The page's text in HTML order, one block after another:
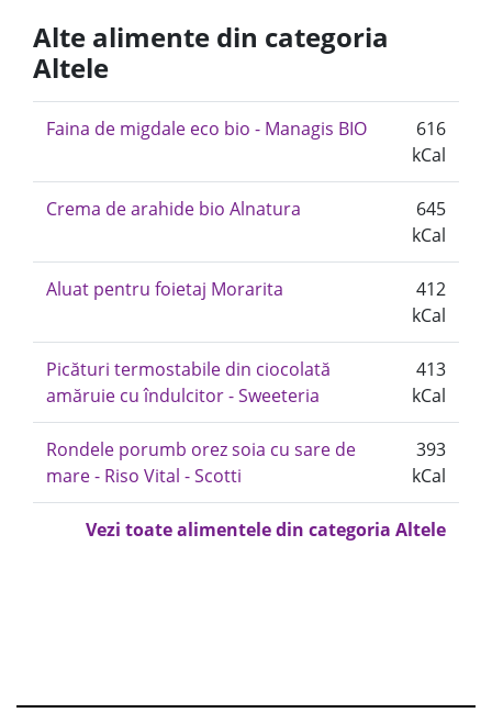
Alte alimente din categoria
Altele
Faina de migdale eco bio - Managis BIO
616
kCal
Crema de arahide bio Alnatura
645
kCal
Aluat pentru foietaj Morarita
412
kCal
Picături termostabile din ciocolată
amăruie cu îndulcitor - Sweeteria
413
kCal
Rondele porumb orez soia cu sare de
mare - Riso Vital - Scotti
393
kCal
Vezi toate alimentele din categoria Altele